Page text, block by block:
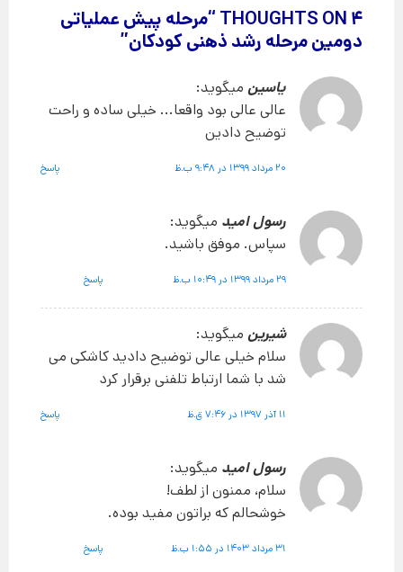
4 THOUGHTS ON “
مرحله پیش عملیاتی
دومین مرحله رشد ذهنی کودکان”
یاسین میگوید:
عالی عالی بود واقعا... خیلی ساده و راحت
توضیح دادین
20 مرداد 1399 در 9:48 ب.ظ پاسخ
رسول امید میگوید:
سپاس. موفق باشید.
29 مرداد 1399 در 10:49 ب.ظ پاسخ
شیرین میگوید:
سلام خیلی عالی توضیح دادید کاشکی می
شد با شما ارتباط تلفنی برقرار کرد
11 آذر 1397 در 7:46 ق.ظ پاسخ
رسول امید میگوید:
سلام، ممنون از لطف!
خوشحالم که براتون مفید بوده.
31 مرداد 1403 در 1:55 ب.ظ پاسخ